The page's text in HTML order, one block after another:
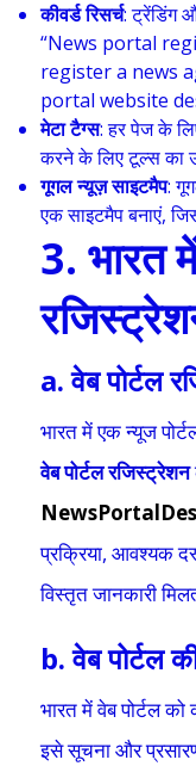
कीवर्ड रिसर्च: ट्रेंडिंग
“News portal
register a news
portal website
मेटा टैग्स: हर पेज के
करने के लिए टूल्स का
गूगल न्यूज़ साइटमैप:
एक साइटमैप बनाएं,
3. भारत
a. वेब पोर्टल
भारत में एक न्यूज
वेब पोर्टल रजिस्ट्रेशन
प्रक्रिया, आवश्यक
विस्तृत जानकारी
b. वेब पोर्टल
भारत में वेब पोर्टल
इसे सूचना और